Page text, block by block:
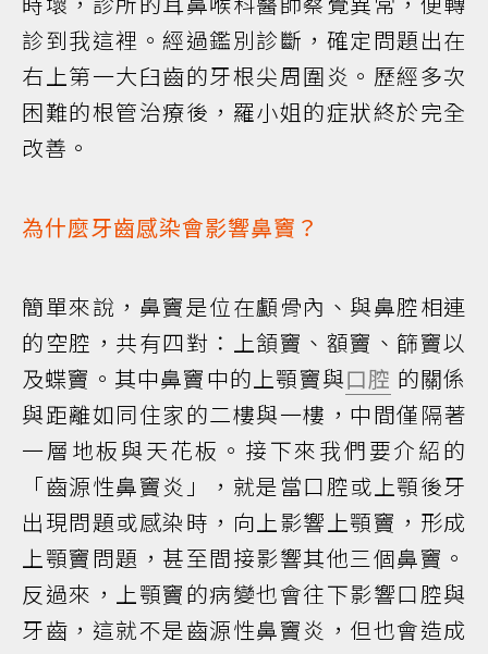
診到我這裡。經過鑑別診斷，確定問題出在
右上第一大臼齒的牙根尖周圍炎。歷經多次
困難的根管治療後，羅小姐的症狀終於完全
改善。
為什麼牙齒感染會影響鼻竇？
簡單來說，鼻竇是位在顱骨內、與鼻腔相連
的空腔，共有四對：上頷竇、額竇、篩竇以
及蝶竇。其中鼻竇中的上顎竇與口腔 的關係
與距離如同住家的二樓與一樓，中間僅隔著
一層地板與天花板。接下來我們要介紹的
「齒源性鼻竇炎」，就是當口腔或上顎後牙
出現問題或感染時，向上影響上顎竇，形成
上顎竇問題，甚至間接影響其他三個鼻竇。
反過來，上顎竇的病變也會往下影響口腔與
牙齒，這就不是齒源性鼻竇炎，但也會造成